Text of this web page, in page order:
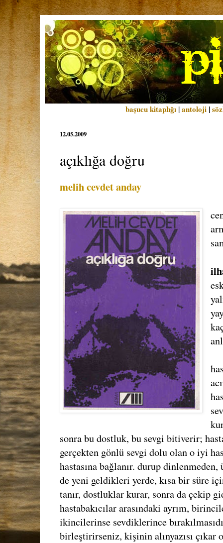
başucu kitaplığı |antoloji |
12.05.2009
açıklığa doğru
melih cevdet anday
sonra bu dostluk, bu sevgi bitiverir;
gerçekten gönlü sevgi dolu olan o iyi
hastasına bağlanır. durup
de yeni geldikleri yerde, kısa bir süre
tanır, dostluklar kurar, sonra da çekip
hastabakıcılar arasındaki ayrım,
ikincilerinse sevdiklerince
birleştirirseniz, kişinin alınyazısı çıkar